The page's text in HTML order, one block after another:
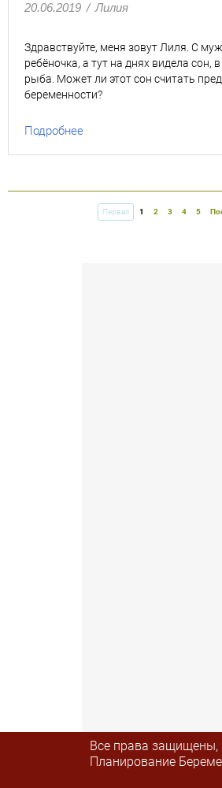
20.06.2019 / Лилия
Здравствуйте, меня зовут Лиля. С
ребёночка, а тут на днях видела сон,
рыба. Может ли этот сон считать
беременности?
Подробнее
Первая 1 2 3 4 5
Все права защищены,
Планирование